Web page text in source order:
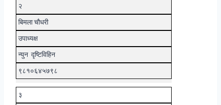
२
बिमला चौधरी
उपाध्यक्ष
न्युन दृष्टिविहिन
९८१०६४५७९८
३